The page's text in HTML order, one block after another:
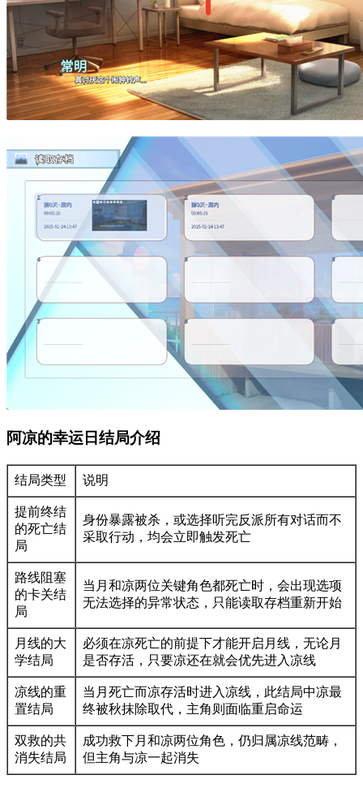
阿凉的幸运日结局介绍
结局类型 说明
提前终结
的死亡结
局
身份暴露被杀，或选择听完反派所有对话而不
采取行动，均会立即触发死亡
路线阻塞
的卡关结
局
当月和凉两位关键角色都死亡时，会出现选项
无法选择的异常状态，只能读取存档重新开始
月线的大
学结局
必须在凉死亡的前提下才能开启月线，无论月
是否存活，只要凉还在就会优先进入凉线
凉线的重
置结局
当月死亡而凉存活时进入凉线，此结局中凉最
终被秋抹除取代，主角则面临重启命运
双救的共
消失结局
成功救下月和凉两位角色，仍归属凉线范畴，
但主角与凉一起消失